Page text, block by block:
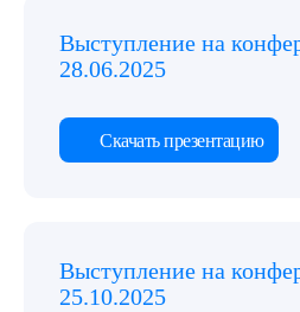
Выступление на
28.06.2025
Скачать презентацию
Выступление на
25.10.2025